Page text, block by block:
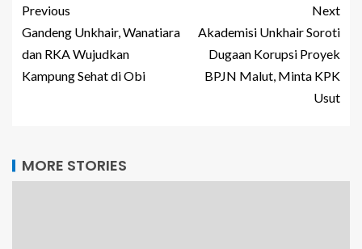
Previous
Gandeng Unkhair, Wanatiara
dan RKA Wujudkan
Kampung Sehat di Obi
Next
Akademisi Unkhair Soroti
Dugaan Korupsi Proyek
BPJN Malut, Minta KPK
Usut
MORE STORIES